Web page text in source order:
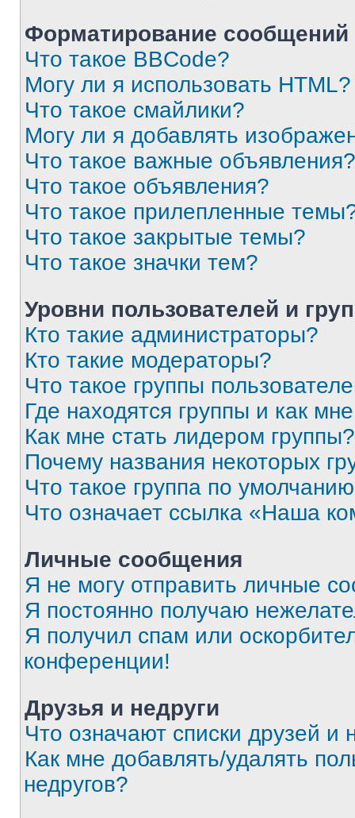
Форматирование
Что такое BBCode?
Могу ли я использовать HTML?
Что такое смайлики?
Могу ли я добавлять
Что такое важные объявления?
Что такое объявления?
Что такое прилепленные
Что такое закрытые темы?
Что такое значки тем?
Уровни пользователей и
Кто такие администраторы?
Кто такие модераторы?
Что такое группы
Где находятся группы и как
Как мне стать лидером группы?
Почему названия некоторых
Что такое группа по
Что означает ссылка «Наша
Личные сообщения
Я не могу отправить личные
Я постоянно получаю
Я получил спам или
конференции!
Друзья и недруги
Что означают списки друзей и
Как мне добавлять/удалять
недругов?